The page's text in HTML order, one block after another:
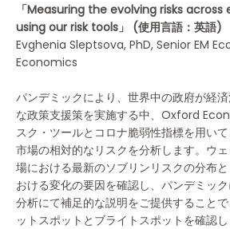
「Measuring the evolving risks
using our risk tools」 (使用言語：英語)
Evghenia Sleptsova, PhD, Senior EM
Economics
パンデミックにより、世界中の政府が経
な政策支援策を実施する中、Oxford
スク・ツールとコロナ脆弱性指標を用い
市場の相対的なリスクを分析します。ウ
場における最新のソブリンリスクの分布
おける変化の要因を確認し、パンデミッ
分析にて補足的な説明をご提供すること
ットスポットとブライトスポットを確認し